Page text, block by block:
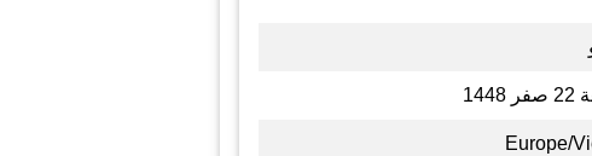
Europe/